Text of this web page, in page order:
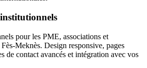
pour les PME, associations et
Meknès. Design responsive, pages
de contact avancés et intégration avec vos